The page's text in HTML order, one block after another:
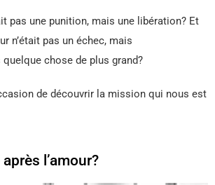
pas une punition, mais une libération? Et
n’était pas un échec, mais
chose de plus grand?
de découvrir la mission qui nous est
l’amour?